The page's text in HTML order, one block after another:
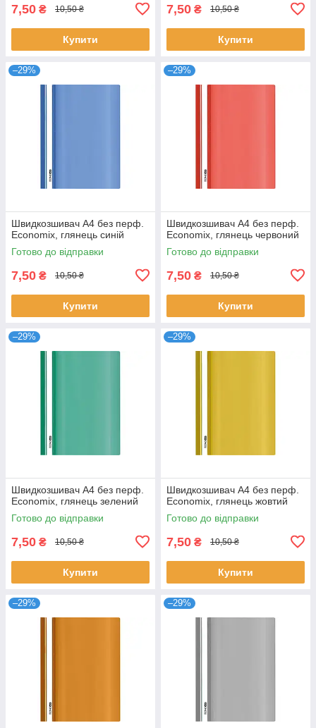
7,50 ₴ 10,50 ₴
Купити
7,50 ₴ 10,50 ₴
Купити
–29%
Швидкозшивач А4 без перф.
Economix, глянець синій
Готово до відправки
7,50 ₴ 10,50 ₴
Купити
–29%
Швидкозшивач А4 без перф.
Economix, глянець червоний
Готово до відправки
7,50 ₴ 10,50 ₴
Купити
–29%
Швидкозшивач А4 без перф.
Economix, глянець зелений
Готово до відправки
7,50 ₴ 10,50 ₴
Купити
–29%
Швидкозшивач А4 без перф.
Economix, глянець жовтий
Готово до відправки
7,50 ₴ 10,50 ₴
Купити
–29% –29%